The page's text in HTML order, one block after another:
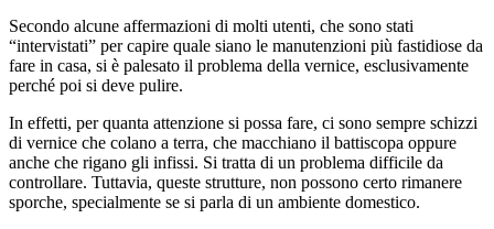
Secondo alcune affermazioni di molti utenti, che sono stati
“intervistati” per capire quale siano le manutenzioni più fastidiose da
fare in casa, si è palesato il problema della vernice, esclusivamente
perché poi si deve pulire.
In effetti, per quanta attenzione si possa fare, ci sono sempre schizzi
di vernice che colano a terra, che macchiano il battiscopa oppure
anche che rigano gli infissi. Si tratta di un problema difficile da
controllare. Tuttavia, queste strutture, non possono certo rimanere
sporche, specialmente se si parla di un ambiente domestico.